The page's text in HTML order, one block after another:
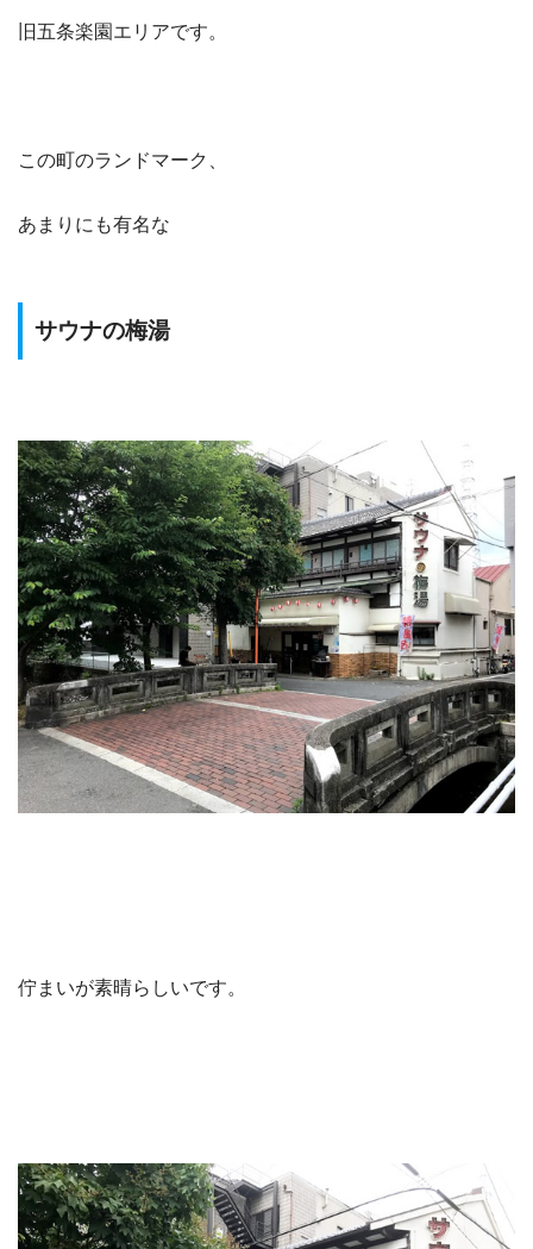
旧五条楽園エリアです。
この町のランドマーク、
あまりにも有名な
サウナの梅湯
佇まいが素晴らしいです。